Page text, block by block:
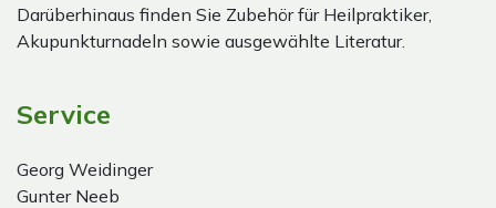
Darüberhinaus finden Sie Zubehör für Heilpraktiker,
Akupunkturnadeln sowie ausgewählte Literatur.
Service
Georg Weidinger
Gunter Neeb